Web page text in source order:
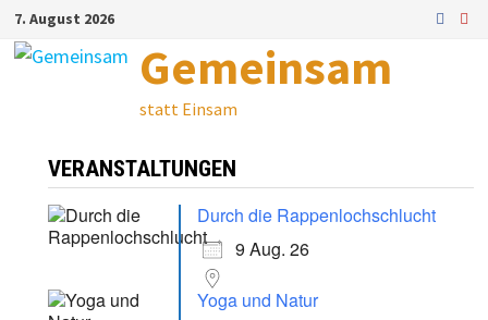
Zum
Inhalt
7. August 2026
Gemeinsam
statt Einsam
VERANSTALTUNGEN
Durch die Rappenlochschlucht
9 Aug. 26
Yoga und Natur